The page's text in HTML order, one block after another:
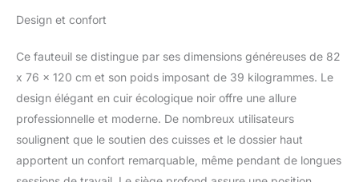
inclinable à 160 degrés
vous permet de trouver
l'angle idéal d'une simple
pression. Qu'il s'agisse
de travailler, de se
détendre, de s'asseoir
les jambes croisées ou
Design et confort
Ce fauteuil se distingue par ses dimensions généreuses de 82
x 76 x 120 cm et son poids imposant de 39 kilogrammes. Le
design élégant en cuir écologique noir offre une allure
professionnelle et moderne. De nombreux utilisateurs
soulignent que le soutien des cuisses et le dossier haut
apportent un confort remarquable, même pendant de longues